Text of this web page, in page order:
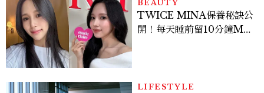
BEAUTY
TWICE MINA保養秘訣公
開！每天睡前留10分鐘ME
LIFESTYLE